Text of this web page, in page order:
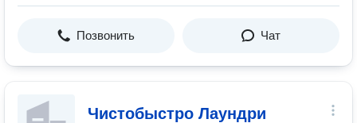
Позвонить Чат
Чистобыстро Лаундри